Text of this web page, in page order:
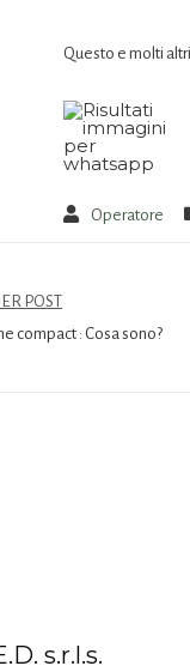
Questo e molti
Operatore
POST
compact : Cosa sono?
s.r.l.s.